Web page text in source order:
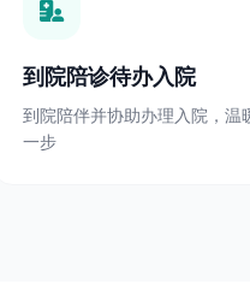
到院陪诊待办入院
到院陪伴并协助办理入院，温
一步